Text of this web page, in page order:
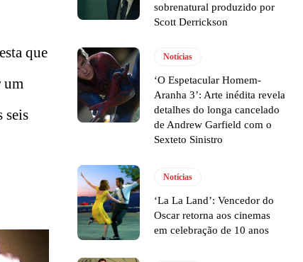
que
um
seis
sobrenatural produzido por
Scott Derrickson
Notícias
‘O Espetacular Homem-
Aranha 3’: Arte inédita revela
detalhes do longa cancelado
de Andrew Garfield com o
Sexteto Sinistro
Notícias
‘La La Land’: Vencedor do
Oscar retorna aos cinemas
em celebração de 10 anos